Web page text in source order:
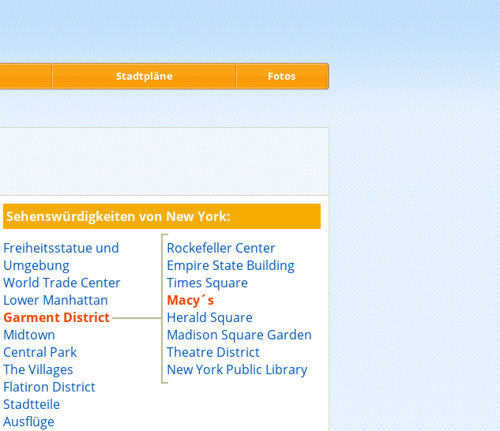
Sehenswürdigkeiten von New York:
Freiheitsstatue und
Umgebung
World Trade Center
Lower Manhattan
Garment District
Midtown
Central Park
The Villages
Flatiron District
Stadtteile
Ausflüge
Rockefeller Center
Empire State Building
Times Square
Macy´s
Herald Square
Madison Square Garden
Theatre District
New York Public Library
Stadtpläne Fotos